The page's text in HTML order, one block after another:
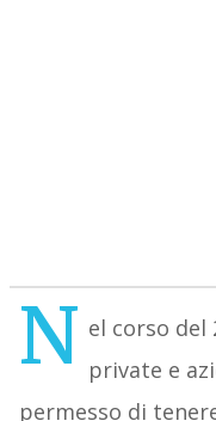
N el corso del
private e
permesso di